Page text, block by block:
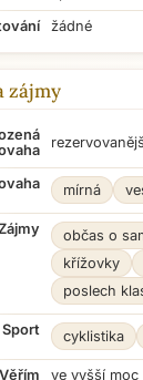
žádné
zájmy
mírná
občas o
křížovky
poslech
Sport cyklistika
Věřím
ve vyšší moc